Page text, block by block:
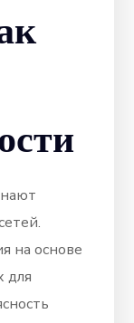
на основе
для